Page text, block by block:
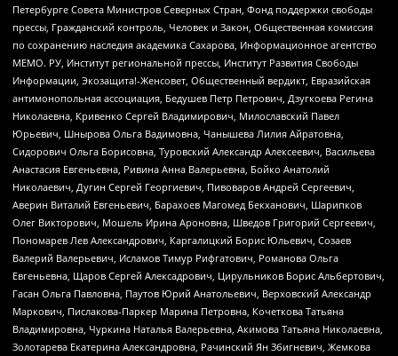
Петербурге Совета Министров Северных Стран, Фонд поддержки свободы
прессы, Гражданский контроль, Человек и Закон, Общественная комиссия
по сохранению наследия академика Сахарова, Информационное агентство
МЕМО. РУ, Институт региональной прессы, Институт Развития Свободы
Информации, Экозащита!-Женсовет, Общественный вердикт, Евразийская
антимонопольная ассоциация, Бедушев Петр Петрович, Дзугкоева Регина
Николаевна, Кривенко Сергей Владимирович, Милославский Павел
Юрьевич, Шнырова Ольга Вадимовна, Чанышева Лилия Айратовна,
Сидорович Ольга Борисовна, Туровский Александр Алексеевич, Васильева
Анастасия Евгеньевна, Ривина Анна Валерьевна, Бойко Анатолий
Николаевич, Дугин Сергей Георгиевич, Пивоваров Андрей Сергеевич,
Аверин Виталий Евгеньевич, Барахоев Магомед Бекханович, Шарипков
Олег Викторович, Мошель Ирина Ароновна, Шведов Григорий Сергеевич,
Пономарев Лев Александрович, Каргалицкий Борис Юльевич, Созаев
Валерий Валерьевич, Исламов Тимур Рифгатович, Романова Ольга
Евгеньевна, Щаров Сергей Алексадрович, Цирульников Борис Альбертович,
Гасан Ольга Павловна, Паутов Юрий Анатольевич, Верховский Александр
Маркович, Пислакова-Паркер Марина Петровна, Кочеткова Татьяна
Владимировна, Чуркина Наталья Валерьевна, Акимова Татьяна Николаевна,
Золотарева Екатерина Александровна, Рачинский Ян Збигневич, Жемкова